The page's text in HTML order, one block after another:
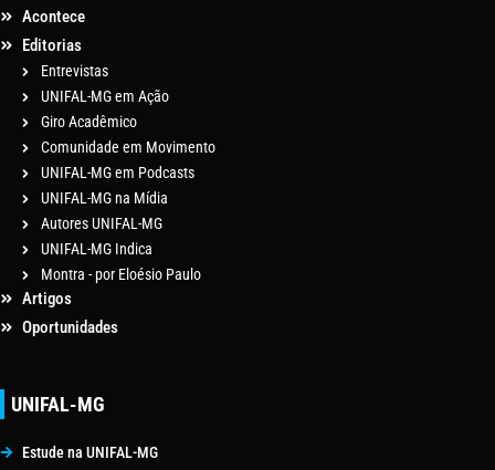
Acontece
Editorias
Entrevistas
UNIFAL-MG em Ação
Giro Acadêmico
Comunidade em Movimento
UNIFAL-MG em Podcasts
UNIFAL-MG na Mídia
Autores UNIFAL-MG
UNIFAL-MG Indica
Montra - por Eloésio Paulo
Artigos
Oportunidades
UNIFAL-MG
Estude na UNIFAL-MG